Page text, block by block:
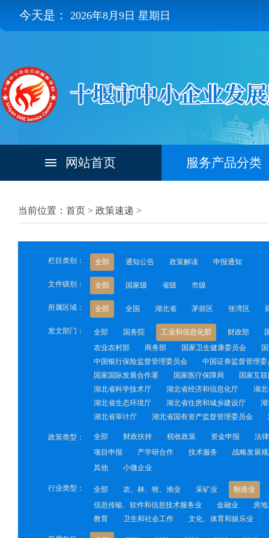
今天是： 2026年8月9日 星期日
网站首页 服务产品分类
当前位置：首页 > 政策速递 >
栏目类别： 全部 通知公告 政策解读 申报通知
文件级别： 全部 国家级 省级 市级
所属区域： 全部 全国 湖北省 茅箭区 张湾区
发文部门： 全部 国务院 工业和信息化部 财政部
农业农村部
商务部 国家卫生健康委员会
中国银行保险监督管理委员会
中国证券监督管理委
国家国际发展合作署
国家医疗保障局
国家互
湖北省科学技术厅
湖北省经济和信息化厅
湖
湖北省生态环境厅
湖北省住房和城乡建设厅
湖北省审计厅
湖北省国有资产监督管理委员会
政策类型： 全部 财政扶持 税收政策 资金申报
法
项目申报
产学研合作 技术服务
战略发展
其他
小微企业
行业类型： 全部 农、林、牧、渔业 采矿业
制造业
信息传输、软件和信息技术服务业
金融业
房
教育
卫生和社会工作 文化、体育和娱乐业